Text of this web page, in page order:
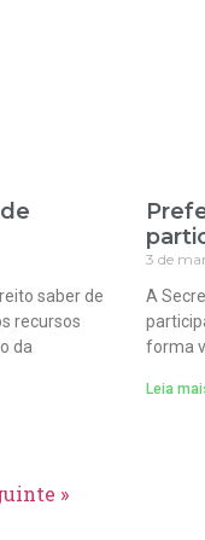
saber de
recursos
da
3 de
A
forma
Leia
»